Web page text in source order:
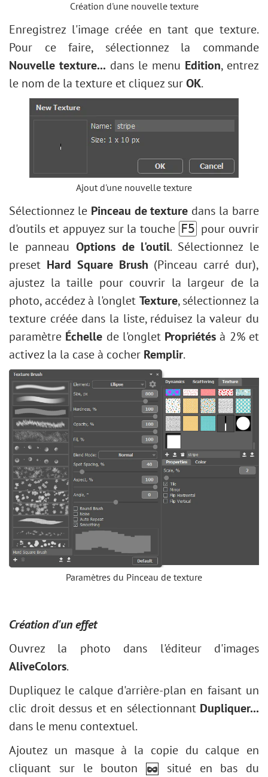
Création d'une nouvelle texture
Enregistrez l'image créée en tant que texture.
Pour ce faire, sélectionnez la commande
Nouvelle texture... dans le menu Edition, entrez
le nom de la texture et cliquez surОК.
Ajout d'une nouvelle texture
Sélectionnez le Pinceau de texture dans la barre
d'outils et appuyez sur la touche F5 pour ouvrir
le panneau Options de l'outil. Sélectionnez le
preset Hard Square Brush (Pinceau carré dur),
ajustez la taille pour couvrir la largeur de la
photo, accédez à l'onglet Texture, sélectionnez la
texture créée dans la liste, réduisez la valeur du
paramètre Échelle de l'onglet Propriétés à 2% et
activez la la case à cocher Remplir.
Paramètres du Pinceau de texture
Création d'un effet
Ouvrez la photo dans l'éditeur d'images
AliveColors.
Dupliquez le calque d'arrière-plan en faisant un
clic droit dessus et en sélectionnant Dupliquer...
dans le menu contextuel.
Ajoutez un masque à la copie du calque en
cliquant sur le bouton
situé en bas du